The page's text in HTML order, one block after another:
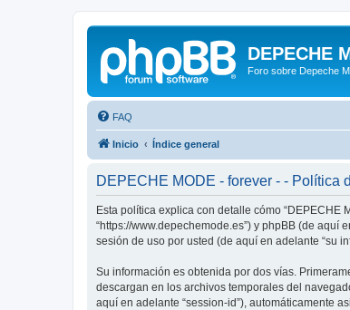
DEPECHE
Foro sobre Depeche
FAQ
Inicio Índice general
DEPECHE MODE - forever - - Política
Esta política explica con detalle cómo “DEPECHE
“https://www.depechemode.es”) y phpBB (de aquí
sesión de uso por usted (de aquí en adelante “su
Su información es obtenida por dos vías.
descargan en los archivos temporales del
aquí en adelante “session-id”), automáticamente